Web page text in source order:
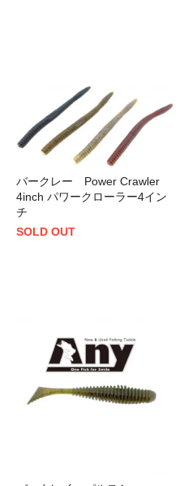
バークレー Power Crawler
4inch パワークローラー4イン
チ
SOLD OUT